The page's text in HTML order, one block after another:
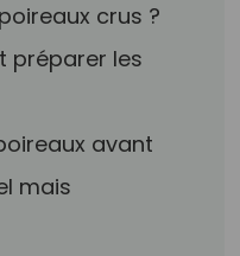
crus ?
préparer les
avant
mais